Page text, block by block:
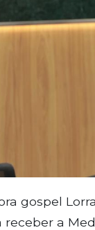
gospel
receber a